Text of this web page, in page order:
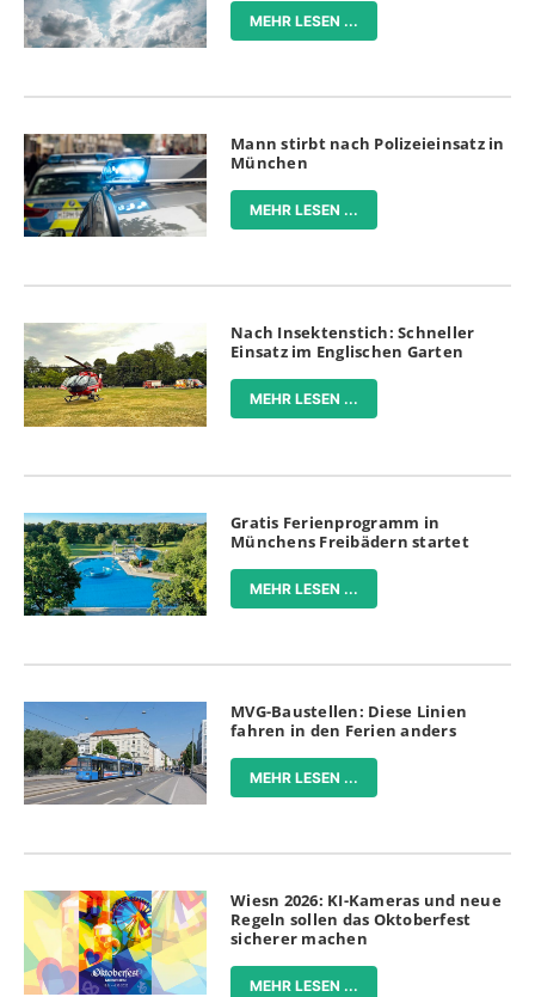
MEHR LESEN ...
Mann stirbt nach Polizeieinsatz in
München
MEHR LESEN ...
Nach Insektenstich: Schneller
Einsatz im Englischen Garten
MEHR LESEN ...
Gratis Ferienprogramm in
Münchens Freibädern startet
MEHR LESEN ...
MVG-Baustellen: Diese Linien
fahren in den Ferien anders
MEHR LESEN ...
Wiesn 2026: KI-Kameras und neue
Regeln sollen das Oktoberfest
sicherer machen
MEHR LESEN ...